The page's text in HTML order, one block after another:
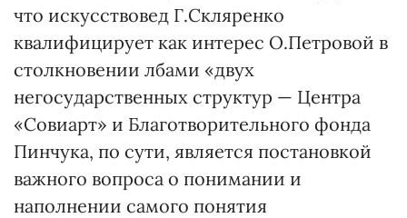
что искусствовед Г.Скляренко
квалифицирует как интерес О.Петровой в
столкновении лбами «двух
негосударственных структур — Центра
«Совиарт» и Благотворительного фонда
Пинчука, по сути, является постановкой
важного вопроса о понимании и
наполнении самого понятия